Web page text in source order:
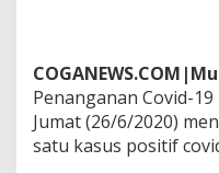
d
1
9
Penanganan Covid-
Jumat (26/6/2020)
satu kasus positif